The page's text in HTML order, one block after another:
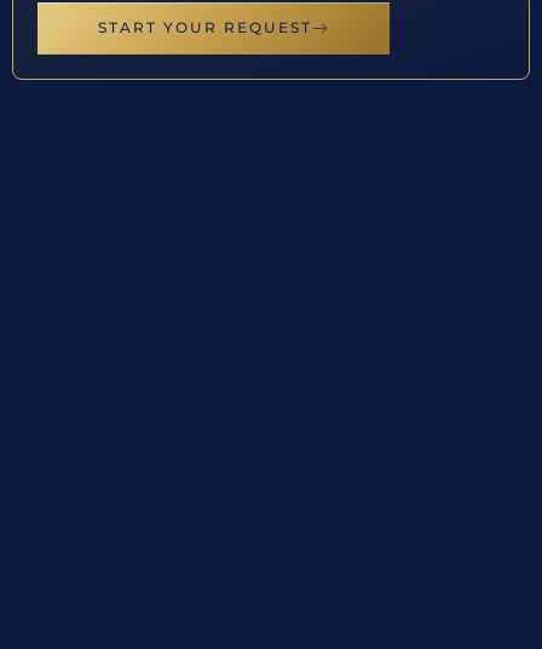
START YOUR REQUEST